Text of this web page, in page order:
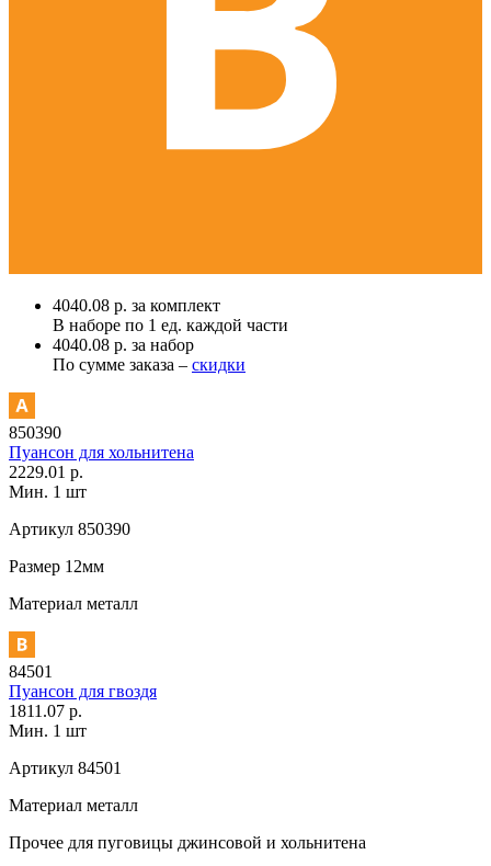
4040.08 р. за комплект
В наборе по 1 ед. каждой части
4040.08 р. за набор
По сумме заказа – скидки
850390
Пуансон для хольнитена
2229.01 р.
Мин. 1 шт
Артикул 850390
Размер 12мм
Материал металл
84501
Пуансон для гвоздя
1811.07 р.
Мин. 1 шт
Артикул 84501
Материал металл
Прочее для пуговицы джинсовой и хольнитена